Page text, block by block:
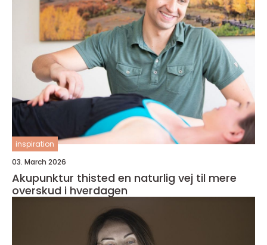
inspiration
03. March 2026
Akupunktur thisted en naturlig vej til mere
overskud i hverdagen